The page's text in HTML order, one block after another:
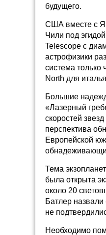
будущего.
США вместе с
Чили под
Telescope с
астрофизики
система только
North для
Большие
«Лазерный
скоростей
перспектива
Европейской
Тема
была открыта
около 20
Батлер
не
Необходимо